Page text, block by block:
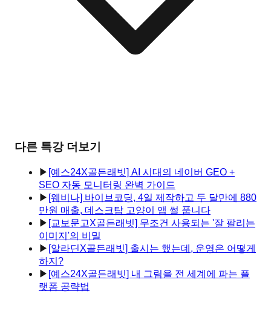
다른 특강 더보기
▶ [예스24X골든래빗] AI 시대의 네이버 GEO +
SEO 자동 모니터링 완벽 가이드
▶ [웨비나] 바이브코딩, 4일 제작하고 두 달만에 880
만원 매출, 데스크탑 고양이 앱 썰 풉니다
▶ [교보문고X골든래빗] 무조건 사용되는 '잘 팔리는
이미지'의 비밀
▶ [알라딘X골든래빗] 출시는 했는데, 운영은 어떻게
하지?
▶ [예스24X골든래빗] 내 그림을 전 세계에 파는 플
랫폼 공략법